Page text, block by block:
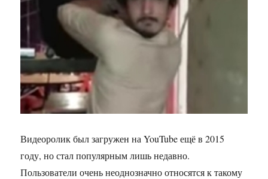
Видеоролик был загружен наYouTubeещё в 2015
году, но стал популярным лишь недавно.
Пользователи очень неоднозначно относятся к такому